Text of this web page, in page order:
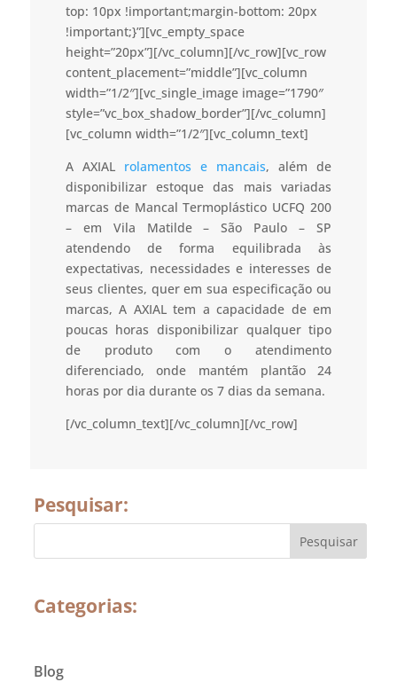
top: 10px !important;margin-bottom: 20px
!important;}”][vc_empty_space
height=”20px”][/vc_column][/vc_row][vc_row
content_placement=”middle”][vc_column
width=”1/2″][vc_single_image image=”1790″
style=”vc_box_shadow_border”][/vc_column]
[vc_column width=”1/2″][vc_column_text]
A AXIAL rolamentos e mancais, além de
disponibilizar estoque das mais variadas
marcas de Mancal Termoplástico UCFQ 200
– em Vila Matilde – São Paulo – SP
atendendo de forma equilibrada às
expectativas, necessidades e interesses de
seus clientes, quer em sua especificação ou
marcas, A AXIAL tem a capacidade de em
poucas horas disponibilizar qualquer tipo
de produto com o atendimento
diferenciado, onde mantém plantão 24
horas por dia durante os 7 dias da semana.
[/vc_column_text][/vc_column][/vc_row]
Pesquisar:
Categorias:
Blog